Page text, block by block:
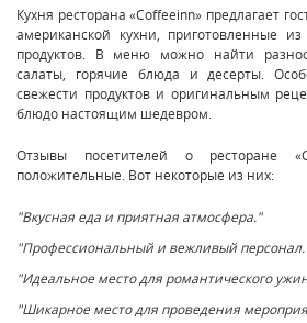
Кухня ресторана «Coffeeinn» предлагает
американской кухни, приготовленные
продуктов. В меню можно найти
салаты, горячие блюда и десерты.
свежести продуктов и оригинальным
блюдо настоящим шедевром.
Отзывы посетителей о ресторане
положительные. Вот некоторые из них:
"Вкусная еда и приятная атмосфера."
"Профессиональный и вежливый
"Идеальное место для романтического
"Шикарное место для проведения